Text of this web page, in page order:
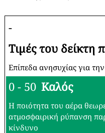
-
Τιμές του δείκτη
Επίπεδα ανησυχίας για
0 - 50 Καλός
Η ποιότητα του αέρα
ατμοσφαιρική ρύπανση
κίνδυνο